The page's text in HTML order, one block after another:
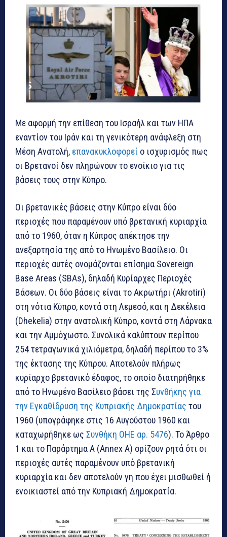
Με αφορμή την επίθεση του Ισραήλ και των ΗΠΑ
εναντίον του Ιράν και τη γενικότερη ανάφλεξη στη
Μέση Ανατολή, επανακυκλοφορεί ο ισχυρισμός πως
οι Βρετανοί δεν πληρώνουν το ενοίκιο για τις
βάσεις τους στην Κύπρο.
Οι βρετανικές βάσεις στην Κύπρο είναι δύο
περιοχές που παραμένουν υπό βρετανική κυριαρχία
από το 1960, όταν η Κύπρος απέκτησε την
ανεξαρτησία της από το Ηνωμένο Βασίλειο. Οι
περιοχές αυτές ονομάζονται επίσημα Sovereign
Base Areas (SBAs), δηλαδή Κυρίαρχες Περιοχές
Βάσεων. Οι δύο βάσεις είναι το Ακρωτήρι (Akrotiri)
στη νότια Κύπρο, κοντά στη Λεμεσό, και η Δεκέλεια
(Dhekelia) στην ανατολική Κύπρο, κοντά στη Λάρνακα
και την Αμμόχωστο. Συνολικά καλύπτουν περίπου
254 τετραγωνικά χιλιόμετρα, δηλαδή περίπου το 3%
της έκτασης της Κύπρου. Αποτελούν πλήρως
κυρίαρχο βρετανικό έδαφος, το οποίο διατηρήθηκε
από το Ηνωμένο Βασίλειο βάσει της Συνθήκης για
την Εγκαθίδρυση της Κυπριακής Δημοκρατίας του
1960 (υπογράφηκε στις 16 Αυγούστου 1960 και
καταχωρήθηκε ως Συνθήκη ΟΗΕ αρ. 5476). Το Άρθρο
1 και το Παράρτημα Α (Annex A) ορίζουν ρητά ότι οι
περιοχές αυτές παραμένουν υπό βρετανική
κυριαρχία και δεν αποτελούν γη που έχει μισθωθεί ή
ενοικιαστεί από την Κυπριακή Δημοκρατία.